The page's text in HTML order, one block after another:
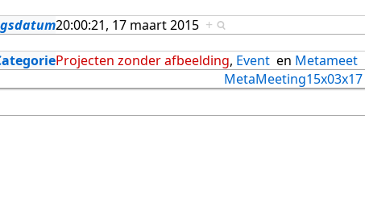
20:00:21, 17 maart 2015 +
Projecten zonder afbeelding, Event en Metameet
MetaMeeting15x03x17